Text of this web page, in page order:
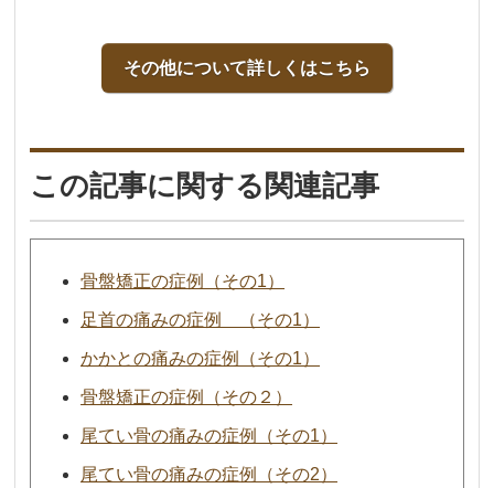
その他について詳しくはこちら
この記事に関する関連記事
骨盤矯正の症例（その1）
足首の痛みの症例 （その1）
かかとの痛みの症例（その1）
骨盤矯正の症例（その２）
尾てい骨の痛みの症例（その1）
尾てい骨の痛みの症例（その2）